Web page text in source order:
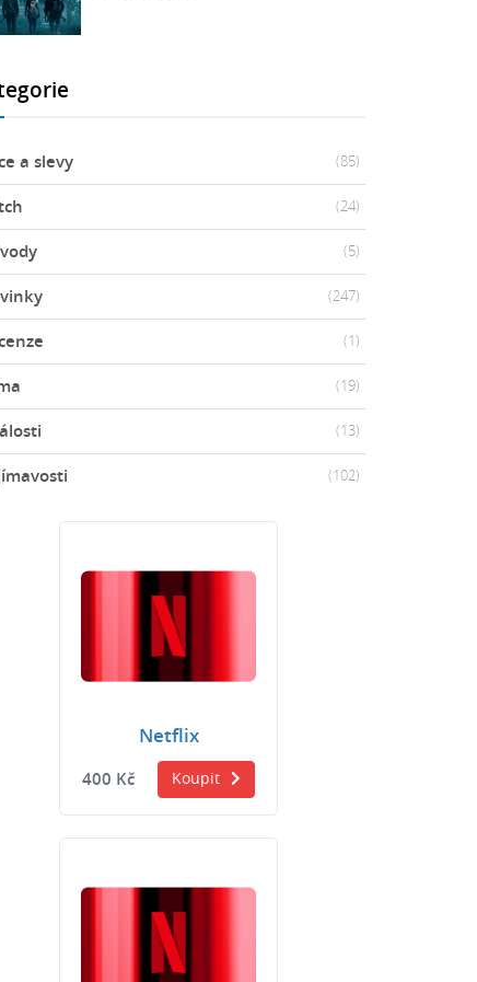
a slevy (85)
(24)
(5)
(247)
(1)
(19)
(13)
(102)
Netflix
400 Kč Koupit